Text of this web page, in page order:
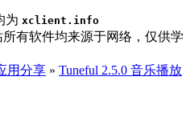
为 xclient.info
有软件均来源于网络，仅供学
用分享 » Tuneful 2.5.0 音乐播放